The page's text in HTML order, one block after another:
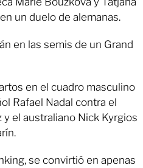
un duelo de alemanas.
en las semis de un Grand
en el cuadro masculino
Rafael Nadal contra el
el australiano Nick Kyrgios
se convirtió en apenas